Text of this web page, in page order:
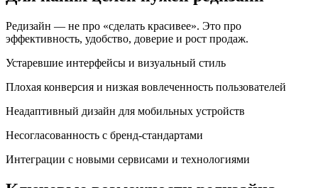
Редизайн — не про «сделать красивее». Это про
эффективность, удобство, доверие и рост продаж.
Устаревшие интерфейсы и визуальный стиль
Плохая конверсия и низкая вовлеченность пользователей
Неадаптивный дизайн для мобильных устройств
Несогласованность с бренд-стандартами
Интеграции с новыми сервисами и технологиями